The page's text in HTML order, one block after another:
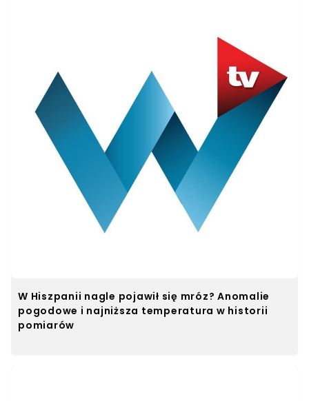
W Hiszpanii nagle pojawił się mróz? Anomalie
pogodowe i najniższa temperatura w historii
pomiarów